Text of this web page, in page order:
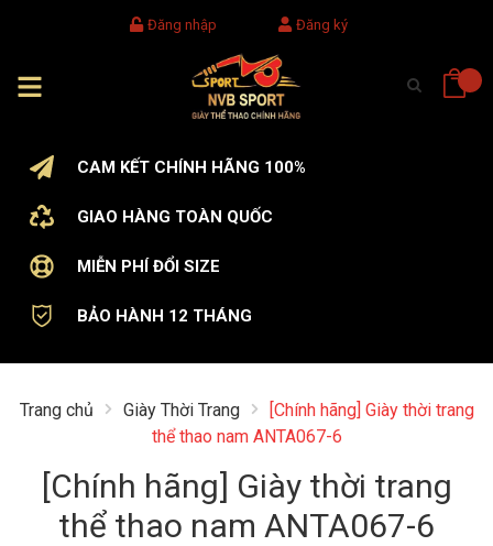
Đăng nhập Đăng ký
CAM KẾT CHÍNH HÃNG 100%
GIAO HÀNG TOÀN QUỐC
MIỄN PHÍ ĐỔI SIZE
BẢO HÀNH 12 THÁNG
Trang chủ Giày Thời Trang
[Chính hãng] Giày thời trang
thể thao nam ANTA067-6
[Chính hãng] Giày thời trang
thể thao nam ANTA067-6